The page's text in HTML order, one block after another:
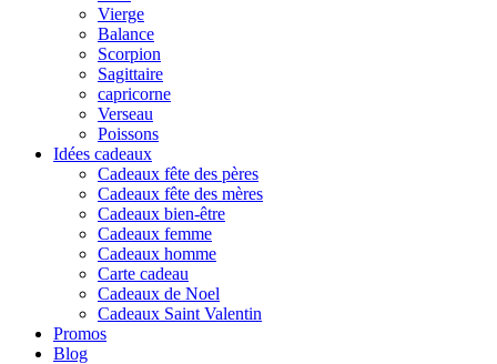
Vierge
Balance
Scorpion
Sagittaire
capricorne
Verseau
Poissons
Idées cadeaux
Cadeaux fête des pères
Cadeaux fête des mères
Cadeaux bien-être
Cadeaux femme
Cadeaux homme
Carte cadeau
Cadeaux de Noel
Cadeaux Saint Valentin
Promos
Blog